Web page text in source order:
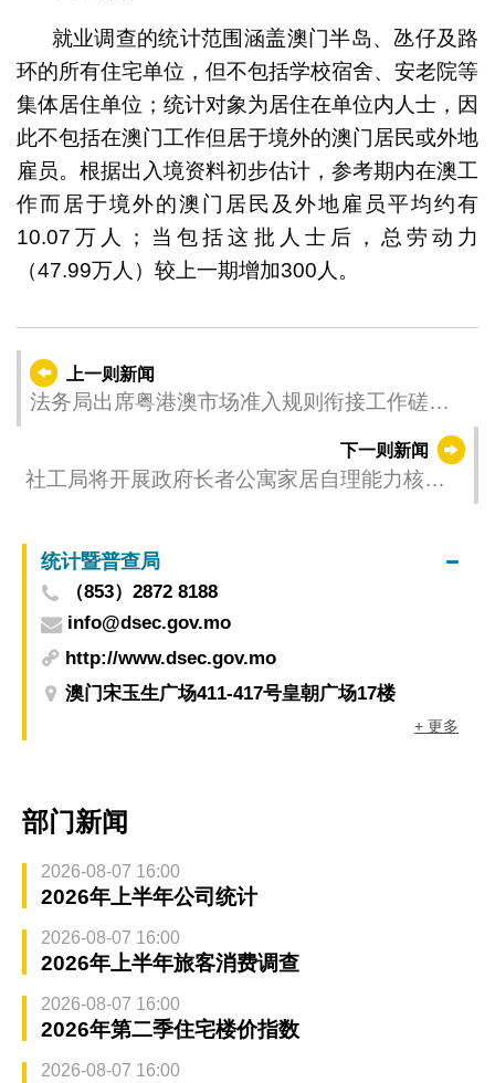
就业调查的统计范围涵盖澳门半岛、氹仔及路
环的所有住宅单位，但不包括学校宿舍、安老院等
集体居住单位；统计对象为居住在单位内人士，因
此不包括在澳门工作但居于境外的澳门居民或外地
雇员。根据出入境资料初步估计，参考期内在澳工
作而居于境外的澳门居民及外地雇员平均约有
10.07万人；当包括这批人士后，总劳动力
（47.99万人）较上一期增加300人。
上一则新闻
法务局出席粤港澳市场准入规则衔接工作磋商
下一则新闻
社工局将开展政府长者公寓家居自理能力核实
统计暨普查局
（853）2872 8188
info@dsec.gov.mo
http://www.dsec.gov.mo
澳门宋玉生广场411-417号皇朝广场17楼
+ 更多
部门新闻
2026-08-07 16:00
2026年上半年公司统计
2026-08-07 16:00
2026年上半年旅客消费调查
2026-08-07 16:00
2026年第二季住宅楼价指数
2026-08-07 16:00